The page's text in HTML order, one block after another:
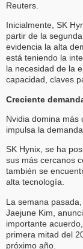
Reuters.
Inicialmente, SK
partir de la
evidencia la alta
está teniendo la
la necesidad de la
capacidad, claves
Creciente
Nvidia domina más
impulsa la
SK Hynix, se ha
sus más cercanos
también se
alta tecnología.
La semana
Jaejune Kim,
importante
primera mitad del
próximo año.